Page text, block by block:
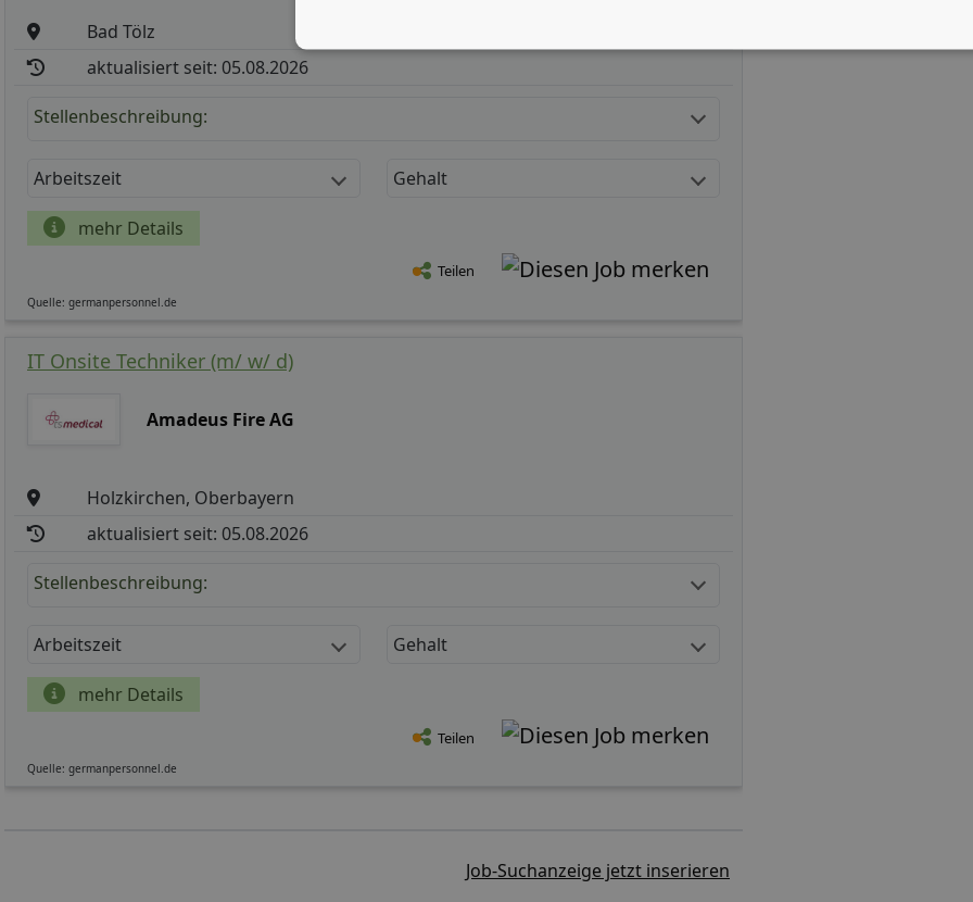
Bad Tölz
aktualisiert seit: 05.08.2026
Stellenbeschreibung:
Arbeitszeit Gehalt
mehr Details
Teilen
Quelle: germanpersonnel.de
IT Onsite Techniker (m/ w/ d)
Amadeus Fire AG
Holzkirchen, Oberbayern
aktualisiert seit: 05.08.2026
Stellenbeschreibung:
Arbeitszeit Gehalt
mehr Details
Teilen
Quelle: germanpersonnel.de
Job-Suchanzeige jetzt inserieren